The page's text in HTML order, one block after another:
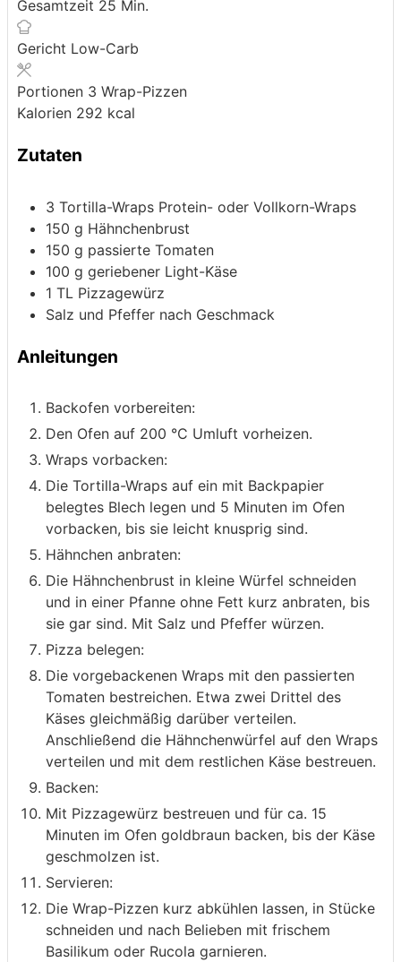
Gesamtzeit 25 Minuten
Min.
Gericht Low-Carb
Portionen 3 Wrap-Pizzen
Kalorien 292 kcal
Zutaten
3 Tortilla-Wraps Protein- oder Vollkorn-Wraps
150 g Hähnchenbrust
150 g passierte Tomaten
100 g geriebener Light-Käse
1 TL Pizzagewürz
Salz und Pfeffer nach Geschmack
Anleitungen
Backofen vorbereiten:
Den Ofen auf 200 °C Umluft vorheizen.
Wraps vorbacken:
Die Tortilla-Wraps auf ein mit Backpapier
belegtes Blech legen und 5 Minuten im Ofen
vorbacken, bis sie leicht knusprig sind.
Hähnchen anbraten:
Die Hähnchenbrust in kleine Würfel schneiden
und in einer Pfanne ohne Fett kurz anbraten, bis
sie gar sind. Mit Salz und Pfeffer würzen.
Pizza belegen:
Die vorgebackenen Wraps mit den passierten
Tomaten bestreichen. Etwa zwei Drittel des
Käses gleichmäßig darüber verteilen.
Anschließend die Hähnchenwürfel auf den Wraps
verteilen und mit dem restlichen Käse bestreuen.
Backen:
Mit Pizzagewürz bestreuen und für ca. 15
Minuten im Ofen goldbraun backen, bis der Käse
geschmolzen ist.
Servieren:
Die Wrap-Pizzen kurz abkühlen lassen, in Stücke
schneiden und nach Belieben mit frischem
Basilikum oder Rucola garnieren.